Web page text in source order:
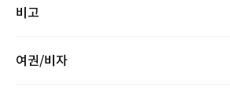
비고
여권/비자